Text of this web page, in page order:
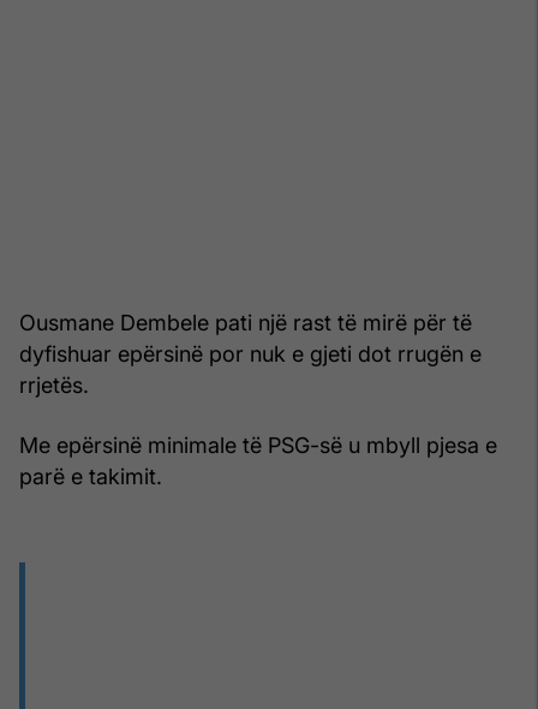
Ousmane Dembele pati një rast të mirë për të
dyfishuar epërsinë por nuk e gjeti dot rrugën e
rrjetës.
Me epërsinë minimale të PSG-së u mbyll pjesa e
parë e takimit.